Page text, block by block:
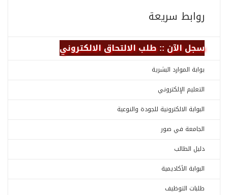
روابط سريعة
سجل الآن :: طلب الالتحاق الالكتروني
بوابة الموارد البشرية
التعليم الإلكتروني
البوابة الالكترونية للجودة والنوعية
الجامعة في صور
دليل الطالب
البوابة الأكاديمية
طلبات التوظيف